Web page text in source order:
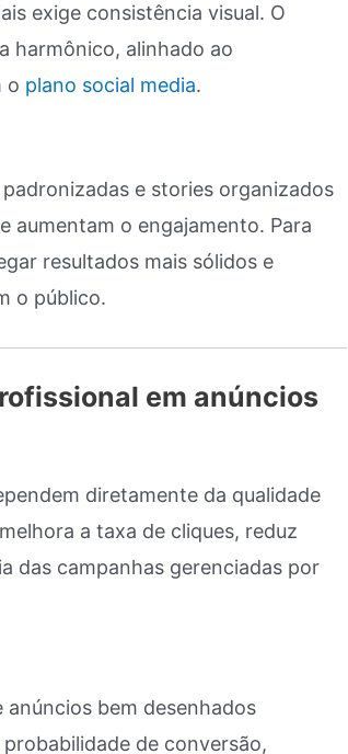
exige consistência visual. O
harmônico, alinhado ao
o plano social media.
e stories organizados
aumentam o engajamento. Para
resultados mais sólidos e
o público.
em anúncios
diretamente da qualidade
a taxa de cliques, reduz
das campanhas gerenciadas por
bem desenhados
de conversão,